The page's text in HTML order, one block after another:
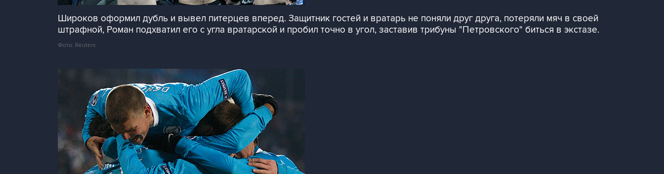
Широков оформил дубль и вывел питерцев вперед. Защитник гостей и вратарь не поняли друг друга, потеряли мяч в своей
штрафной, Роман подхватил его с угла вратарской и пробил точно в угол, заставив трибуны "Петровского" биться в экстазе.
Фото: Reuters